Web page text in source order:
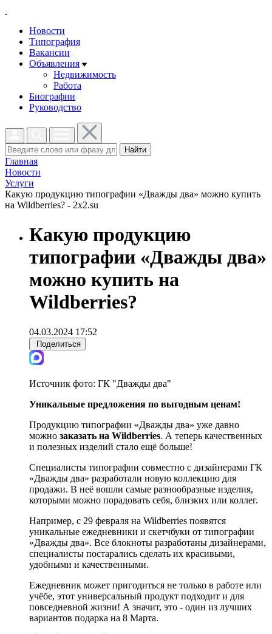
Новости
Типография
Вакансии
Объявления
Недвижимость
Работа
Биографии
Руководство
Найти
Главная
Новости
Услуги
Какую продукцию типографии «Дважды два» можно купить
на Wildberries? - 2x2.su
Какую продукцию
типографии «Дважды два»
можно купить на
Wildberries?
04.03.2024 17:52
Поделиться
Источник фото: ГК "Дважды два"
Уникальные предложения по выгодным ценам!
Продукцию типографии «Дважды два» уже давно
можно заказать на Wildberries. А теперь качественных
и полезных изделий стало ещё больше!
Специалисты типографии совместно с дизайнерами ГК
«Дважды два» разработали новую коллекцию для
продажи. В неё вошли самые разнообразные изделия,
которыми можно порадовать себя, близких или коллег.
Например, с 29 февраля на Wildberries появятся
уникальные ежедневники и скетчбуки от типографии
«Дважды два». Все блокноты разработаны дизайнерами,
специалисты постарались сделать их красивыми,
удобными и качественными.
Ежедневник может пригодиться не только в работе или
учёбе, этот универсальный продукт подходит и для
повседневной жизни! А значит, это - один из лучших
вариантов подарка на 8 Марта.